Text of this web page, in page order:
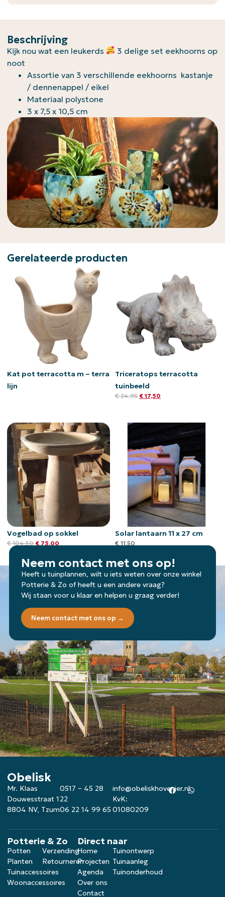
Beschrijving
Kijk nou wat een leukerds
3 delige set eekhoorns op
noot
Assortie van 3 verschillende eekhoorns kastanje
/ dennenappel / eikel
Materiaal polystone
3 x 7,5 x 10,5 cm
Gerelateerde producten
Kat pot terracotta m – terra
lijn
Triceratops terracotta
tuinbeeld
€24,95 €17,50
Vogelbad op sokkel
€104,50 € 75,00
Solar lantaarn 11 x 27 cm
€ 11,50
Neem contact met ons op!
Heeft u tuinplannen, wilt u iets weten over onze winkel
Potterie & Zo of heeft u een andere vraag?
Wij staan voor u klaar en helpen u graag verder!
Neem contact met ons op →
Obelisk
Mr. Klaas
Douwesstraat 1
8804 NV, Tzum
0517 – 45 28
22
06 22 14 99 65
info@obeliskhovenier.nl
KvK:
01080209
Potterie & Zo
Potten
Planten
Tuinaccessoires
Woonaccessoires
Verzending
Retourneren
Direct naar
Home
Projecten
Agenda
Over ons
Contact
Tuinontwerp
Tuinaanleg
Tuinonderhoud